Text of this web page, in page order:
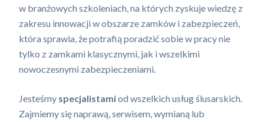
w branżowych szkoleniach, na których zyskuje wiedzę z
zakresu innowacji w obszarze zamków i zabezpieczeń,
która sprawia, że potrafią poradzić sobie w pracy nie
tylko z zamkami klasycznymi, jak i wszelkimi
nowoczesnymi zabezpieczeniami.
Jesteśmy specjalistamiod wszelkich usług ślusarskich.
Zajmiemy się naprawą, serwisem, wymianą lub